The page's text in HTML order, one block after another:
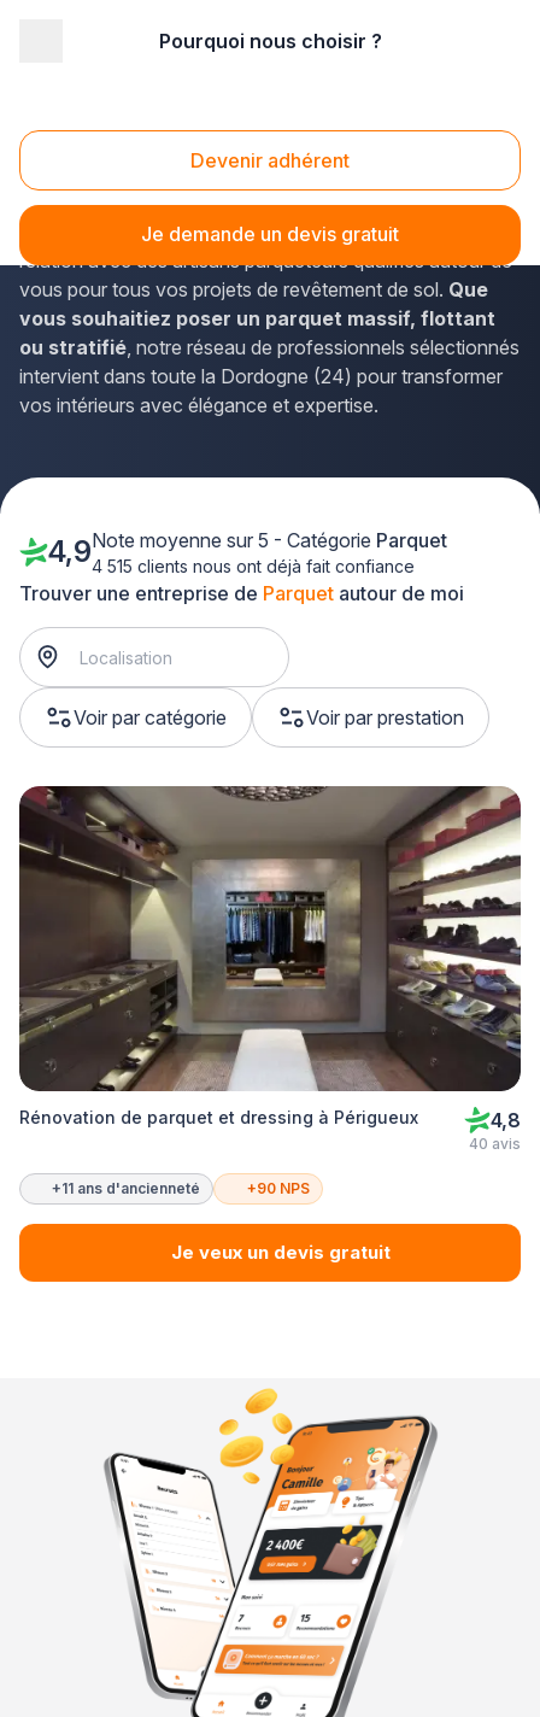
Pourquoi nous choisir ?
Devenir adhérent
Je demande un devis gratuit
Parquet Périgueux (24000)
Vous envisagez d'installer ou de rénover unparquet à
? La solution Plus que pro vous met en
relation avec des artisans parqueteurs qualifiés autour de
vous pour tous vos projets de revêtement de sol. Que
vous souhaitiez poser un parquet massif, flottant
ou stratifié, notre réseau de professionnels sélectionnés
intervient dans toute la Dordogne (24) pour transformer
vos intérieurs avec élégance et expertise.
Trouver une entreprise de Parquet autour de moi
Voir par catégorie Voir par prestation
4,9Note moyenne sur 5 - Catégorie Parquet
4 515 clients nous ont déjà fait confiance
Rénovation de parquet et dressing à Périgueux 4,8
40 avis
+11 ans d'ancienneté +90 NPS
Je veux un devis gratuit